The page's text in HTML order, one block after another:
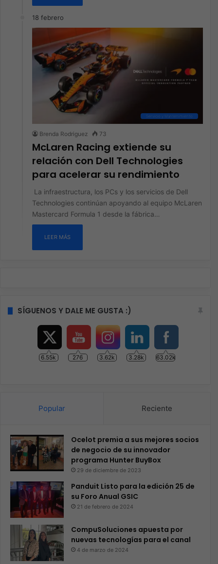
18 febrero
Servicio y Mantenimiento
Brenda Rodriguez 73
McLaren Racing extiende su
relación con Dell Technologies
para acelerar su rendimiento
La infraestructura, los PCs y los servicios de Dell
Technologies continúan apoyando al equipo McLaren
Mastercard Formula 1 desde la fábrica…
LEER MÁS
SÍGUENOS Y DALE ME GUSTA :)
6.55k 276 3.62k 3.28k 63.02k
Popular Reciente
Ocelot premia a sus mejores socios
de negocio de su innovador
programa Hunter BuyBox
29 de diciembre de 2023
Panduit Listo para la edición 25 de
su Foro Anual GSIC
21 de febrero de 2024
CompuSoluciones apuesta por
nuevas tecnologías para el canal
4 de marzo de 2024